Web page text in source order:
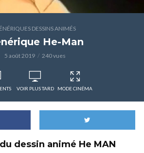
DESSINS ANIMÉS
He-Man
5 août 2019 240 vues
VOIR PLUS TARD MODE CINÉMA
dessin animé He MAN